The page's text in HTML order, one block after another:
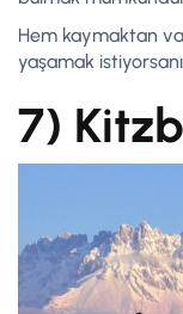
Hem kaymaktan
yaşamak
7)